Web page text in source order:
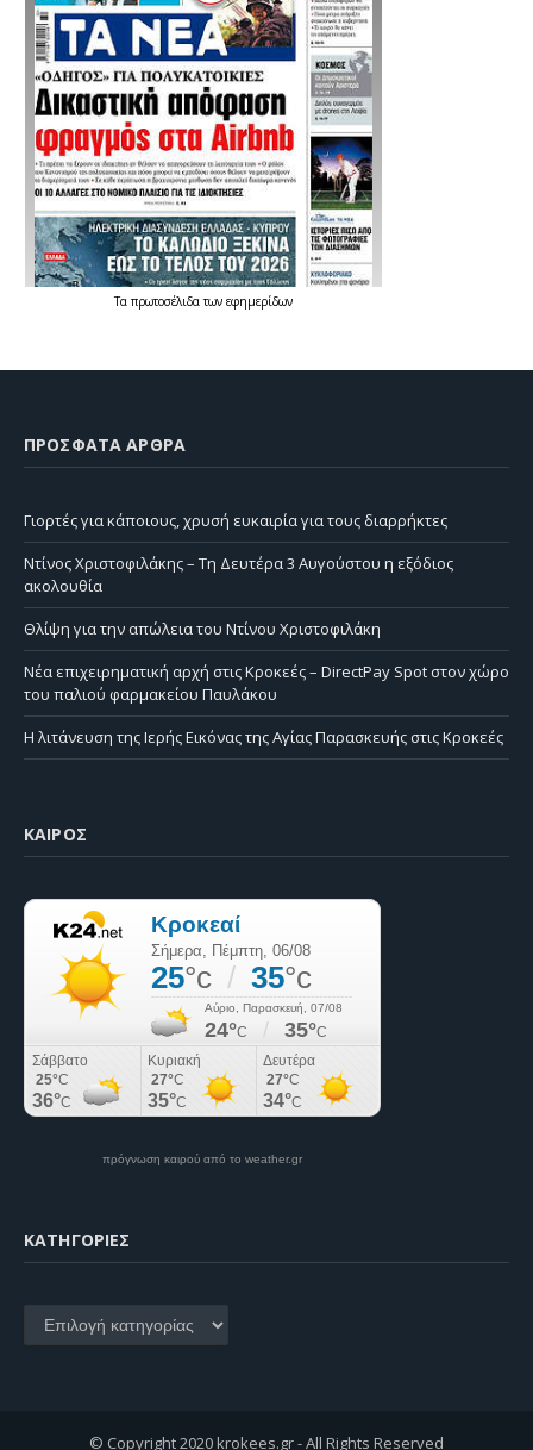
Τα πρωτοσέλιδατων εφημερίδων
ΠΡΌΣΦΑΤΑ ΆΡΘΡΑ
Γιορτές για κάποιους, χρυσή ευκαιρία για τους διαρρήκτες
Ντίνος Χριστοφιλάκης – Τη Δευτέρα 3 Αυγούστου η εξόδιος
ακολουθία
Θλίψη για την απώλεια του Ντίνου Χριστοφιλάκη
Νέα επιχειρηματική αρχή στις Κροκεές – DirectPay Spot στον χώρο
του παλιού φαρμακείου Παυλάκου
Η λιτάνευση της Ιερής Εικόνας της Αγίας Παρασκευής στις Κροκεές
ΚΑΙΡΌΣ
πρόγνωση καιρού από το weather.gr
KΑΤΗΓΟΡΊΕΣ
© Copyright 2020 krokees.gr - All Rights Reserved